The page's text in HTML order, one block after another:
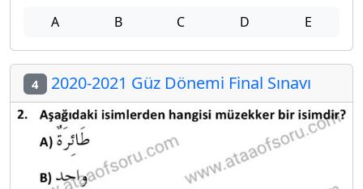
A B C D E
4 2020-2021 Güz Dönemi Final Sınavı